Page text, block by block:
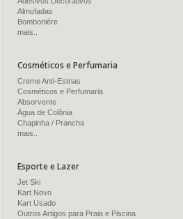
Almofadas
Bomboniére
mais..
Cosméticos e Perfumaria
Creme Anti-Estrias
Cosméticos e Perfumaria
Absorvente
Água de Colônia
Chapinha / Prancha
mais..
Esporte e Lazer
Jet Ski
Kart Novo
Kart Usado
Outros Artigos para Praia e Piscina